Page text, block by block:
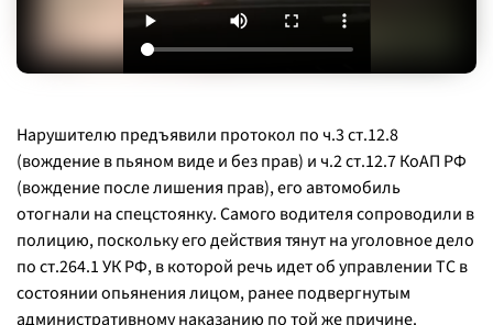
Нарушителю предъявили протокол по ч.3 ст.12.8
(вождение в пьяном виде и без прав) и ч.2 ст.12.7 КоАП РФ
(вождение после лишения прав), его автомобиль
отогнали на спецстоянку. Самого водителя сопроводили в
полицию, поскольку его действия тянут на уголовное дело
по ст.264.1 УК РФ, в которой речь идет об управлении ТС в
состоянии опьянения лицом, ранее подвергнутым
административному наказанию по той же причине.